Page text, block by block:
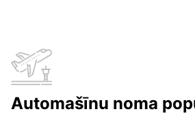
Automašīnu noma